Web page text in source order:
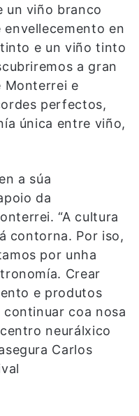
un viño branco
en
e un viño tinto
a gran
Monterrei e
perfectos,
única entre viño,
a súa
da
“A cultura
contorna. Por iso,
por unha
Crear
e produtos
coa nosa
neurálxico
Carlos